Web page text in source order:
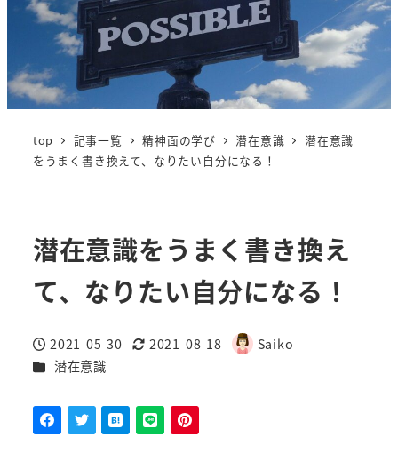
top 記事一覧 精神面の学び 潜在意識
潜在意識
をうまく書き換えて、なりたい自分になる！
潜在意識をうまく書き換え
て、なりたい自分になる！
投稿日
2021-05-30
更新日
2021-08-18
著
Saiko
カテゴリー
潜在意識